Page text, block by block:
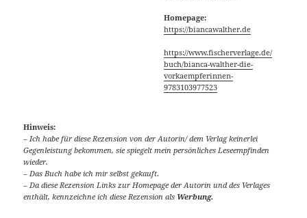
Homepage:
https://biancawalther.de
https://www.fischerverlage.de/
buch/bianca-walther-die-
vorkaempferinnen-
9783103977523
Hinweis:
– Ich habe für diese Rezension von der Autorin/ dem Verlag keinerlei
Gegenleistung bekommen, sie spiegelt mein persönliches Leseempfinden
wieder.
– Das Buch habe ich mir selbst gekauft.
– Da diese Rezension Links zur Homepage der Autorin und des Verlages
enthält, kennzeichne ich diese Rezension als Werbung.